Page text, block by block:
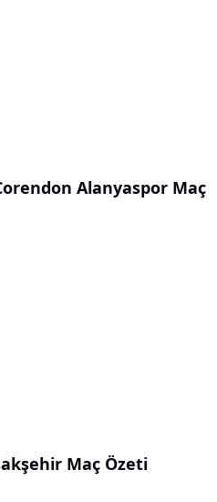
Alanyaspor Maç
Maç Özeti